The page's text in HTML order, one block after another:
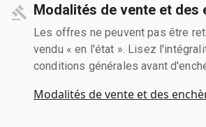
Modalités de vente et des
Les offres ne peuvent pas être
vendu « en l'état ». Lisez
conditions générales avant
Modalités de vente et des